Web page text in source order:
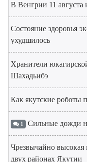
В Венгрии 11 августа
Состояние здоровья
ухудшилось
Хранители
Шахадьибэ
Как якутские роботы
1 Сильные дожди
Чрезвычайно высокая
двух районах Якутии